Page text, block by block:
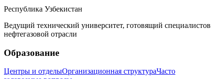
Республика Узбекистан
Ведущий технический университет, готовящий специалистов
нефтегазовой отрасли
Образование
Центры и отделыОрганизационная структураЧасто